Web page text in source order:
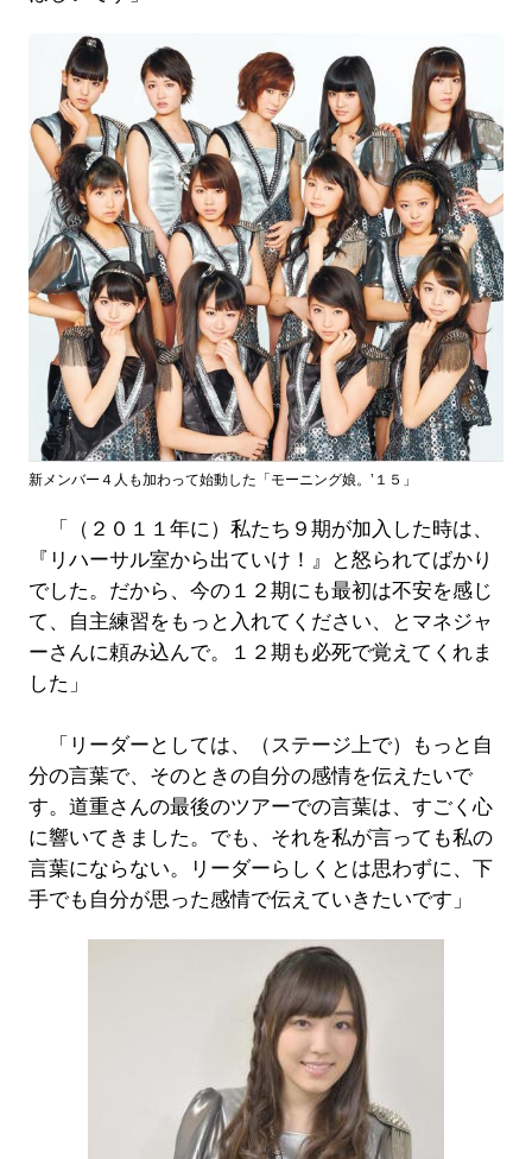
新メンバー４人も加わって始動した「モーニング娘。’１５」
「（２０１１年に）私たち９期が加入した時は、
『リハーサル室から出ていけ！』と怒られてばかり
でした。だから、今の１２期にも最初は不安を感じ
て、自主練習をもっと入れてください、とマネジャ
ーさんに頼み込んで。１２期も必死で覚えてくれま
した」
「リーダーとしては、（ステージ上で）もっと自
分の言葉で、そのときの自分の感情を伝えたいで
す。道重さんの最後のツアーでの言葉は、すごく心
に響いてきました。でも、それを私が言っても私の
言葉にならない。リーダーらしくとは思わずに、下
手でも自分が思った感情で伝えていきたいです」